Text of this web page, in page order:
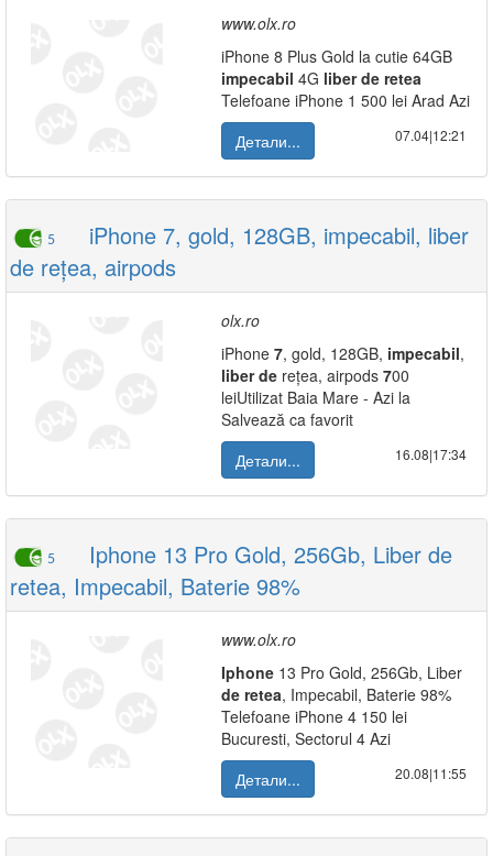
www.olx.ro
iPhone 8 Plus Gold la cutie 64GB
impecabil 4G liber de retea
Telefoane iPhone 1 500 lei Arad Azi
Детали...
07.04|12:21
5
iPhone 7, gold, 128GB, impecabil, liber
de rețea, airpods
olx.ro
iPhone 7, gold, 128GB, impecabil,
liber de rețea, airpods 700
leiUtilizat Baia Mare - Azi la
Salvează ca favorit
Детали...
16.08|17:34
5
Iphone 13 Pro Gold, 256Gb, Liber de
retea, Impecabil, Baterie 98%
www.olx.ro
Iphone 13 Pro Gold, 256Gb, Liber
de retea, Impecabil, Baterie 98%
Telefoane iPhone 4 150 lei
Bucuresti, Sectorul 4 Azi
Детали...
20.08|11:55